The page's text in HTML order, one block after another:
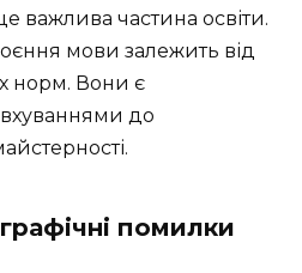
важлива частина освіти.
мови залежить від
норм. Вони є
до
помилки